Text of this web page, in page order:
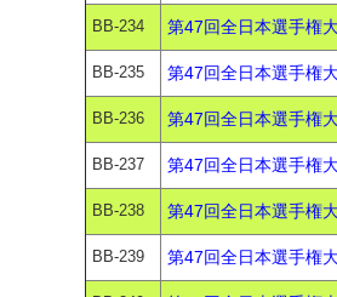
BB-234 第47回全日本選手権
BB-235 第47回全日本選手権
BB-236 第47回全日本選手権
BB-237 第47回全日本選手権
BB-238 第47回全日本選手権
BB-239 第47回全日本選手権